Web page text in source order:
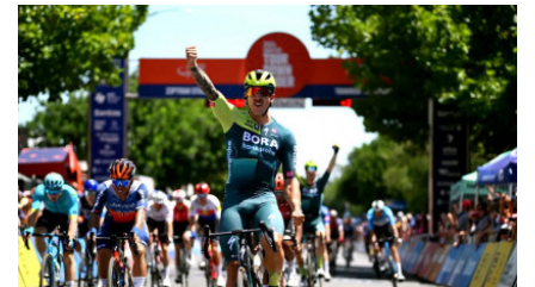
jagoan tuan rumah, yang juga membela tim tuan rumah, Caleb
Ewan dari Jayco AlUla. Di Akhir lomba siang ini (18/1), lagi-lagi,
Welsford menjadi yang terdepan di garis finis etape ketiga.